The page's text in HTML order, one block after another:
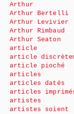
Arthur
Arthur Bertelli
Arthur Levivier
Arthur Rimbaud
Arthur Seaton
article
article
article pioché
articles
articles datés
articles
artistes
artistes soient